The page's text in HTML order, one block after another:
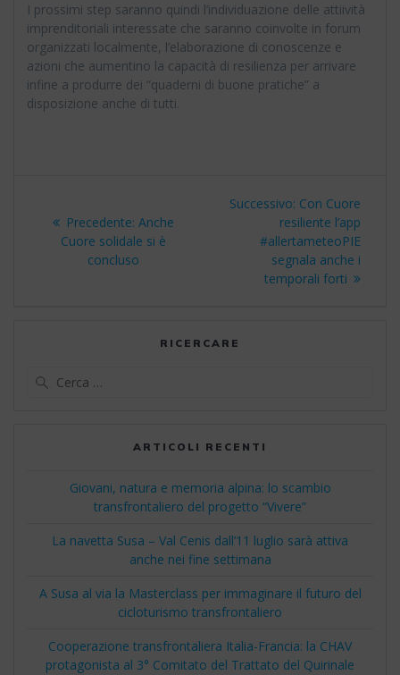
I prossimi step saranno quindi l’individuazione delle attiività
imprenditoriali interessate che saranno coinvolte in forum
organizzati localmente, l’elaborazione di conoscenze e
azioni che aumentino la capacità di resilienza per arrivare
infine a produrre dei “quaderni di buone pratiche” a
disposizione anche di tutti.
articoli
Precedente: Articolo
precedente:
Anche
Cuore solidale si è
concluso
Successivo: Articolo
successivo:
Con Cuore
resiliente l’app
#allertameteoPIE
segnala anche i
temporali forti
RICERCARE
ARTICOLI RECENTI
Giovani, natura e memoria alpina: lo scambio
transfrontaliero del progetto “Vivere”
La navetta Susa – Val Cenis dall’11 luglio sarà attiva
anche nei fine settimana
A Susa al via la Masterclass per immaginare il futuro del
cicloturismo transfrontaliero
Cooperazione transfrontaliera Italia-Francia: la CHAV
protagonista al 3° Comitato del Trattato del Quirinale